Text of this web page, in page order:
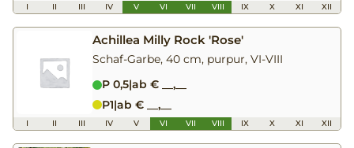
I II III IV V VI VII VIII IX X XI XII
Achillea Milly Rock 'Rose'
Schaf-Garbe, 40 cm, purpur, VI-VIII
P 0,5|ab € __,__
P1|ab € __,__
I II III IV V VI VII VIII IX X XI XII